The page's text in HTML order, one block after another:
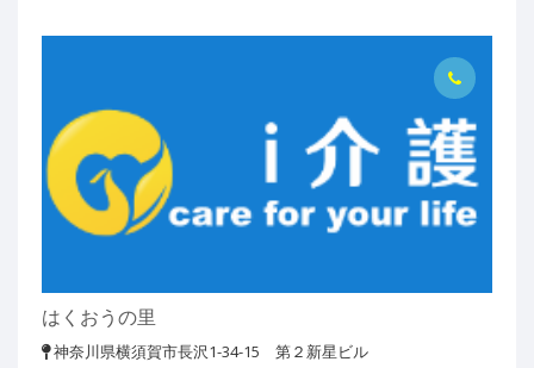
はくおうの里
神奈川県横須賀市長沢1-34-15 第２新星ビル